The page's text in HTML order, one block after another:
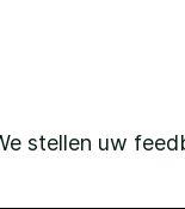
stellen uw